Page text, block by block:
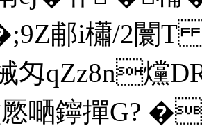
郙i櫹/2闤T
匁qZz8n爣
憠嗮鑏撣G?